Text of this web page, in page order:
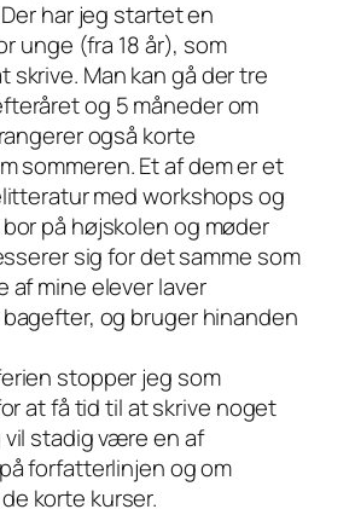
har jeg startet en
unge (fra 18 år), som
skrive. Man kan gå der tre
og 5 måneder om
også korte
sommeren. Et af dem er et
med workshops og
på højskolen og møder
sig for det samme som
af mine elever laver
og bruger hinanden
stopper jeg som
at få tid til at skrive noget
vil stadig være en af
forfatterlinjen og om
korte kurser.